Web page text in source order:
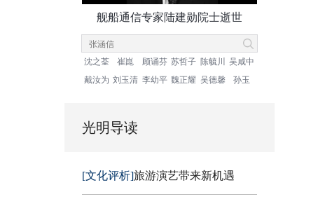
舰船通信专家陆建勋院士逝世
沈之荃 崔崑 顾诵芬 苏哲子 陈毓川
吴咸中
戴汝为 刘玉清 李幼平 魏正耀 吴德馨 孙玉
光明导读
[文化评析]旅游演艺带来新机遇